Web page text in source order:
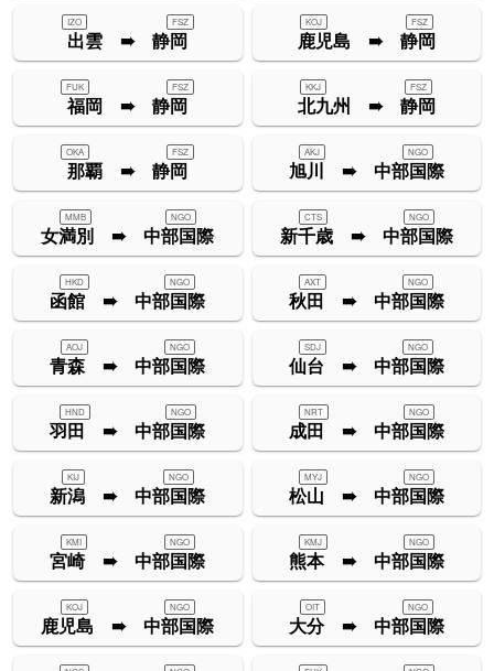
出雲 ➠ 静岡
IZO FSZ
鹿児島 ➠ 静岡
KOJ FSZ
福岡 ➠ 静岡
FUK FSZ
北九州 ➠ 静岡
KKJ FSZ
那覇 ➠ 静岡
OKA FSZ
旭川 ➠ 中部国際
AKJ NGO
女満別 ➠ 中部国際
MMB NGO
新千歳 ➠ 中部国際
CTS NGO
函館 ➠ 中部国際
HKD NGO
秋田 ➠ 中部国際
AXT NGO
青森 ➠ 中部国際
AOJ NGO
仙台 ➠ 中部国際
SDJ NGO
羽田 ➠ 中部国際
HND NGO
成田 ➠ 中部国際
NRT NGO
新潟 ➠ 中部国際
KIJ NGO
松山 ➠ 中部国際
MYJ NGO
宮崎 ➠ 中部国際
KMI NGO
熊本 ➠ 中部国際
KMJ NGO
鹿児島 ➠ 中部国際
KOJ NGO
大分 ➠ 中部国際
OIT NGO